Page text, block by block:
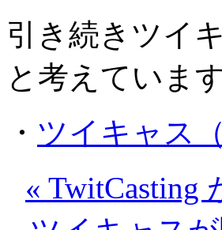
引き続きツイ
と考えています
・ ツイキャス
« TwitCasting